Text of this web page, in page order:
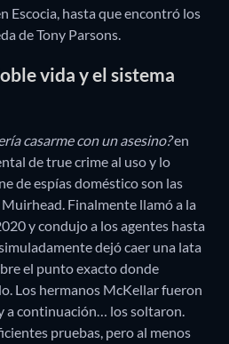
Escocia, hasta que encontró los
de Tony Parsons.
vida y el sistema
casarme con un asesino?en
de true crime al uso y lo
de espías doméstico son las
Finalmente llamó a la
y condujo a los agentes hasta
dejó caer una lata
el punto exacto donde
Los hermanos McKellar fueron
a continuación… los soltaron.
pruebas, pero al menos